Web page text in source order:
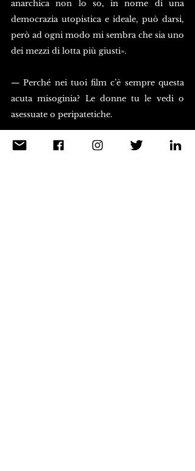
anarchica non lo so, in nome di una
democrazia utopistica e ideale, può darsi,
però ad ogni modo mi sembra che sia uno
dei mezzi di lotta più giusti».
— Perché nei tuoi film c’è sempre questa
acuta misoginia? Le donne tu le vedi o
asessuate o peripatetiche.
«Mah, io non so perché. A me pare che